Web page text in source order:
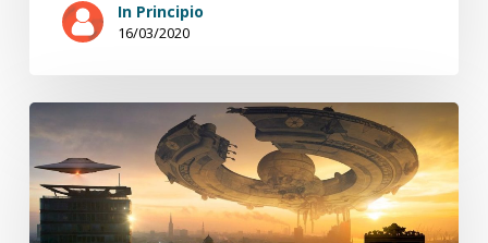
In Principio
16/03/2020
L’Intelligence
Artificielle
et
Nous
(1/7)